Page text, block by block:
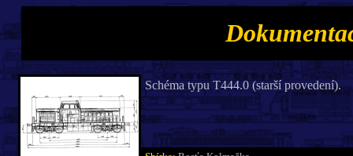
Schéma typu T444.0 (starší provedení).